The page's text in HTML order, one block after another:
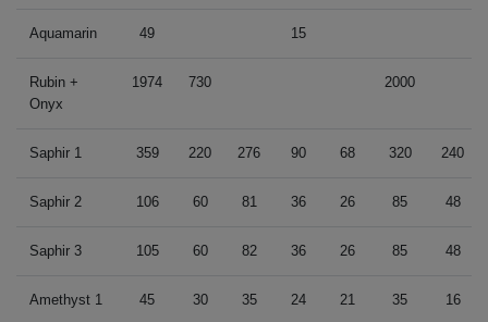
Aquamarin 49 15
Rubin +
Onyx
1974 730 2000
Saphir 1 359 220 276 90 68 320 240
Saphir 2 106 60 81 36 26 85 48
Saphir 3 105 60 82 36 26 85 48
Amethyst 1 45 30 35 24 21 35 16